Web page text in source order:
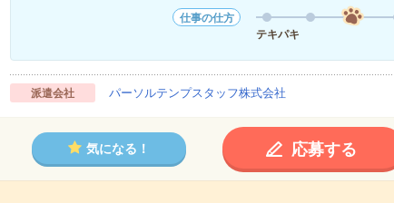
仕事の仕方
テキパキ
派遣会社 パーソルテンプスタッフ株式会社
気になる！ 応募する